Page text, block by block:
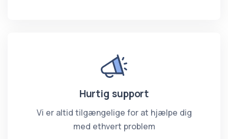
Hurtig support
Vi er altid tilgængelige for at hjælpe dig
med ethvert problem